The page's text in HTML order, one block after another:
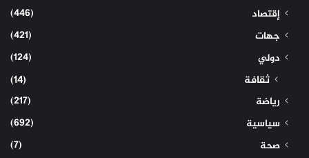
إقتصاد
(446)
جهات
(421)
دولي
(124)
ثقافة (14)
رياضة
(217)
سياسية
(692)
صحة
(7)